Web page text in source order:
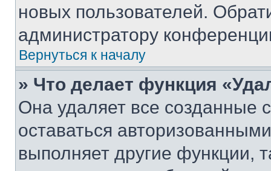
новых пользователей.
администратору
Вернуться к началу
» Что делает функция
Она удаляет все созданные
оставаться
выполняет другие функции,